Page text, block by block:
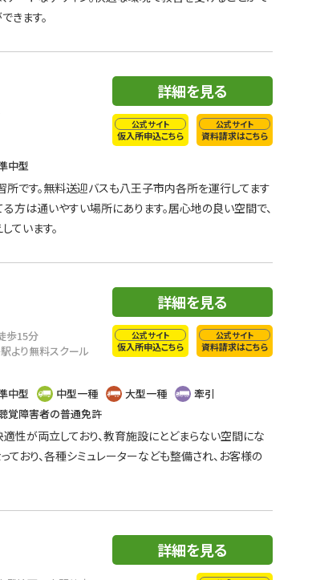
きます。
詳細を見る
公式サイト
仮入所申込こちら
公式サイト
資料請求はこちら
中型
です。無料送迎バスも八王子市内各所を運行してます
方は通いやすい場所にあります。居心地の良い空間で、
ています。
歩15分
駅より無料スクール
詳細を見る
公式サイト
仮入所申込こちら
公式サイト
資料請求はこちら
中型 中型一種 大型一種
牽引
覚障害者の普通免許
性が両立しており、教育施設にとどまらない空間にな
ており、各種シミュレーターなども整備され、お客様の
詳細を見る